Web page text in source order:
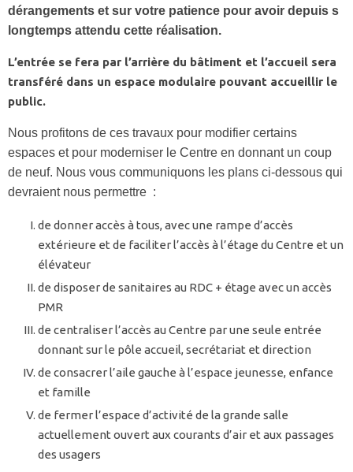
dérangements et sur votre patience pour avoir depuis s
longtemps attendu cette réalisation.
L’entrée se fera par l’arrière du bâtiment et l’accueil sera
transféré dans un espace modulaire pouvant accueillir le
public.
Nous profitons de ces travaux pour modifier certains
espaces et pour moderniser le Centre en donnant un coup
de neuf. Nous vous communiquons les plans ci-dessous qui
devraient nous permettre :
de donner accès à tous, avec une rampe d’accès
extérieure et de faciliter l’accès à l’étage du Centre et un
élévateur
de disposer de sanitaires au RDC + étage avec un accès
PMR
de centraliser l’accès au Centre par une seule entrée
donnant sur le pôle accueil, secrétariat et direction
de consacrer l’aile gauche à l’espace jeunesse, enfance
et famille
de fermer l’espace d’activité de la grande salle
actuellement ouvert aux courants d’air et aux passages
des usagers